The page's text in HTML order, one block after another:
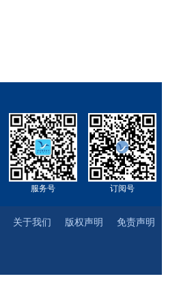
订阅号
服务号
免责声明
版权声明
关于我们